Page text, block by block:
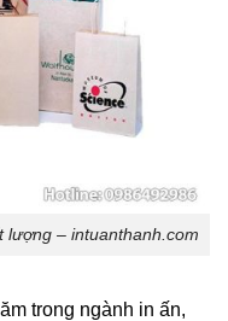
lượng – intuanthanh.com
trong ngành in ấn,